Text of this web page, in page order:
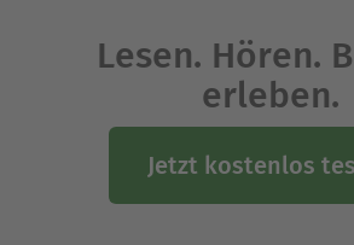
Lesen. Hören.
erleben.
Jetzt kostenlos